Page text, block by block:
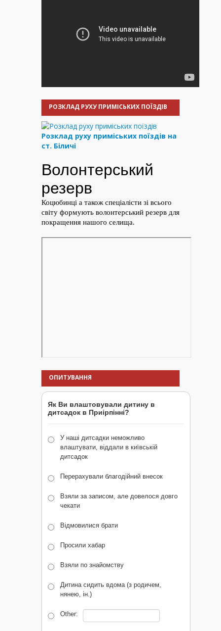
РОЗКЛАД РУХУ ПРИМІСЬКИХ ПОЇЗДІВ
Розклад руху приміських поїздів на
ст. Біличі
ОПИТУВАННЯ
Як Ви влаштовували дитину в
дитсадок в Приірпінні?
У наші дитсадки неможливо
влаштувати, віддали в київській
дитсадок
Перерахували благодійний внесок
Взяли за записом, але довелося довго
чекати
Відмовилися брати
Просили хабар
Взяли по знайомству
Дитина сидить вдома (з родичем,
нянею, ін.)
Other: